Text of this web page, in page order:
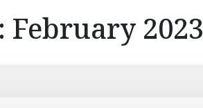
February 2023